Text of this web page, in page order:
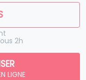
2h
LIGNE